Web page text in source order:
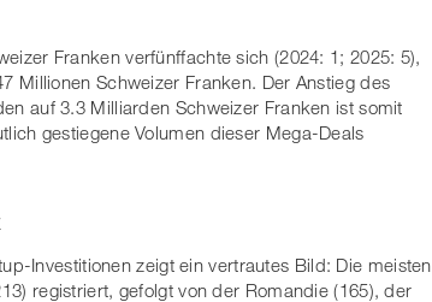
Franken verfünffachte sich (2024: 1; 2025: 5),
Millionen Schweizer Franken. Der Anstieg des
auf 3.3 Milliarden Schweizer Franken ist somit
gestiegene Volumen dieser Mega-Deals
Investitionen zeigt ein vertrautes Bild: Die meisten
registriert, gefolgt von der Romandie (165), der